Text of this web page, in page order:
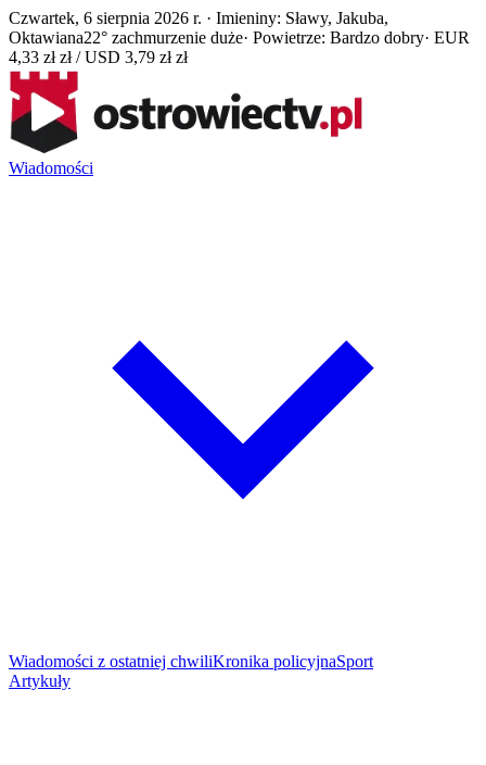
Czwartek, 6 sierpnia 2026 r. · Imieniny: Sławy, Jakuba,
Oktawiana22° zachmurzenie duże· Powietrze: Bardzo dobry· EUR
4,33 zł zł / USD 3,79 zł zł
Wiadomości
Wiadomości z ostatniej chwiliKronika policyjnaSport
Artykuły